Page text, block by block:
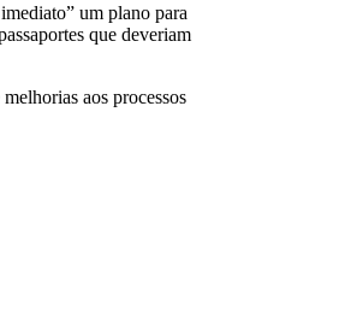
um plano para
que deveriam
aos processos